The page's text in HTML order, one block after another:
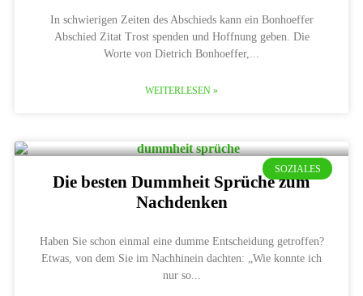
In schwierigen Zeiten des Abschieds kann ein Bonhoeffer
Abschied Zitat Trost spenden und Hoffnung geben. Die
Worte von Dietrich Bonhoeffer,
WEITERLESEN »
SOZIALES
Die besten Dummheit Sprüche zum
Nachdenken
Haben Sie schon einmal eine dumme Entscheidung getroffen?
Etwas, von dem Sie im Nachhinein dachten: „Wie konnte ich
nur so